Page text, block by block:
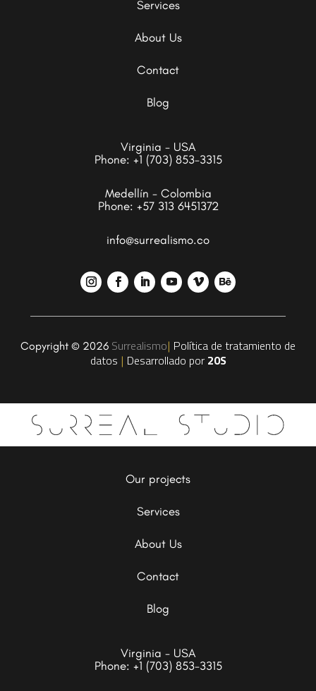
Services
About Us
Contact
Blog
Virginia - USA
Phone: +1 (703) 853-3315
Medellín - Colombia
Phone: +57 313 6451372
info@surrealismo.co
Copyright © 2026 Surrealismo| Política de tratamiento de
datos | Desarrollado por 20S
Our projects
Services
About Us
Contact
Blog
Virginia - USA
Phone: +1 (703) 853-3315